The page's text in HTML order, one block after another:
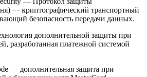
— криптографический транспортный
безопасность передачи данных.
дополнительной защиты при
разработанная платежной системой
— дополнительная защита при